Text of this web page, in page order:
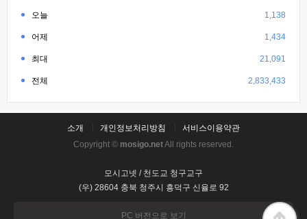
오늘 1,138
어제 1,434
최대 21,091
전체 2,833,433
소개 개인정보처리방침
서비스이용약관
Copyright © mosigo.netAll rights reserved.
모시고넷 / 천도교 청구교구
(우) 28604 충북 청주시 흥덕구 신율로 92
PC 버전으로 보기